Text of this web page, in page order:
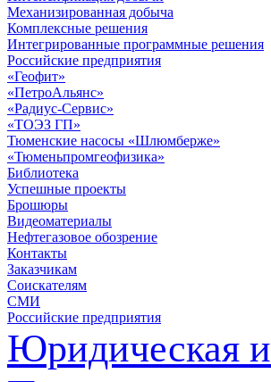
Механизированная добыча
Комплексные решения
Интегрированные программные решения
Российские предприятия
«Геофит»
«ПетроАльянс»
«Радиус-Сервис»
«ТОЭЗ ГП»
Тюменские насосы «Шлюмберже»
«Тюменьпромгеофизика»
Библиотека
Успешные проекты
Брошюры
Видеоматериалы
Нефтегазовое обозрение
Контакты
Заказчикам
Соискателям
СМИ
Российские предприятия
Юридическая